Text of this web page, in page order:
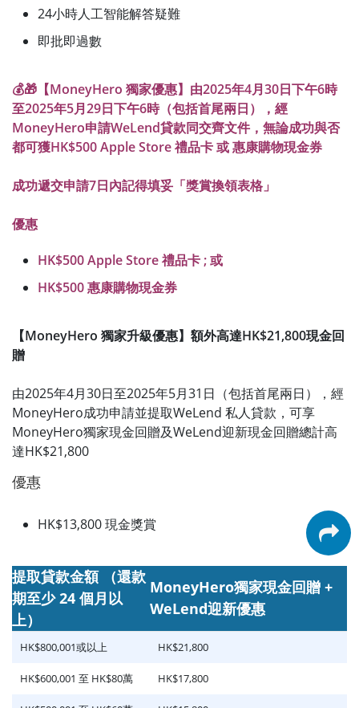
24小時人工智能解答疑難
即批即過數
💰🎁【MoneyHero 獨家優惠】由2025年4月30日下午6時
至2025年5月29日下午6時（包括首尾兩日），經
MoneyHero申請WeLend貸款同交齊文件，無論成功與否
都可獲HK$500 Apple Store 禮品卡 或 惠康購物現金券
成功遞交申請7日內記得填妥「獎賞換領表格」
優惠
HK$500 Apple Store 禮品卡 ; 或
HK$500 惠康購物現金券
【MoneyHero 獨家升級優惠】額外高達HK$21,800現金回
贈
由2025年4月30日至2025年5月31日（包括首尾兩日），經
MoneyHero成功申請並提取WeLend 私人貸款，可享
MoneyHero獨家現金回贈及WeLend迎新現金回贈總計高
達HK$21,800
優惠
HK$13,800 現金獎賞
提取貸款金額 （還款
期至少 24 個月以
上）
MoneyHero獨家現金回贈 +
WeLend迎新優惠
HK$800,001或以上 HK$21,800
HK$600,001 至 HK$80萬 HK$17,800